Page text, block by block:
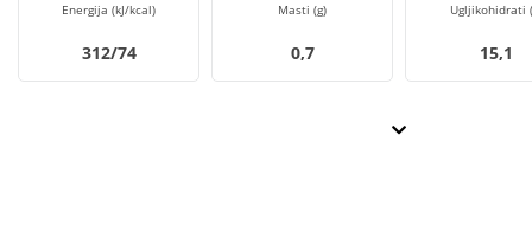
Energija (kJ/kcal)
312/74
Masti (g)
0,7
Ugljikohidrati
15,1